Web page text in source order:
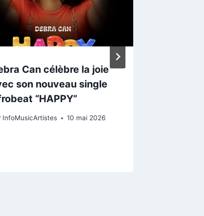
Can célèbre la joie
son nouveau single
“HAPPY”
InfoMusicArtistes 10 mai 2026